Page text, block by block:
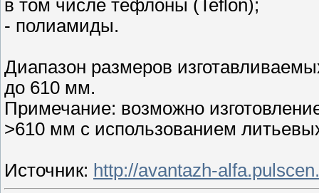
в том числе тефлоны (Teflon);
- полиамиды.
Диапазон размеров
до 610 мм.
Примечание: возможно
>610 мм с использованием
Источник: http://avantazh-